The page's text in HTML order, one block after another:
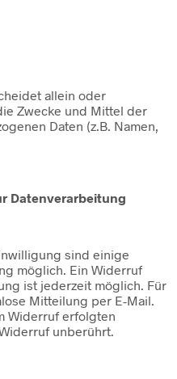
allein oder
Zwecke und Mittel der
Daten (z.B. Namen,
Datenverarbeitung
sind einige
möglich. Ein Widerruf
ist jederzeit möglich. Für
Mitteilung per E-Mail.
Widerruf erfolgten
unberührt.